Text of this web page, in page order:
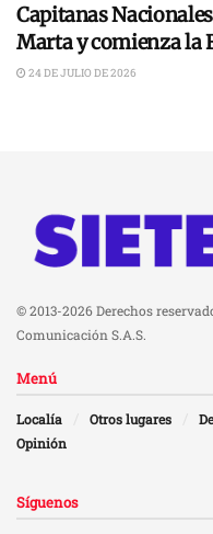
Capitanas
Marta y comienza la
24 DE JULIO DE 2026
© 2013-2026 Derechos
Comunicación S.A.S.
Menú
Localía Otros lugares
Opinión
Síguenos